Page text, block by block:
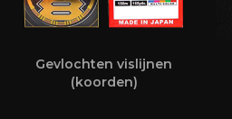
Gevlochten vislijnen
(koorden)